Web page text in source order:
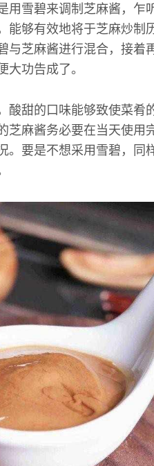
用雪碧来调制芝麻酱，乍
能够有效地将于芝麻炒制
与芝麻酱进行混合，接着
大功告成了。
酸甜的口味能够致使菜肴
芝麻酱务必要在当天使用
。要是不想采用雪碧，同